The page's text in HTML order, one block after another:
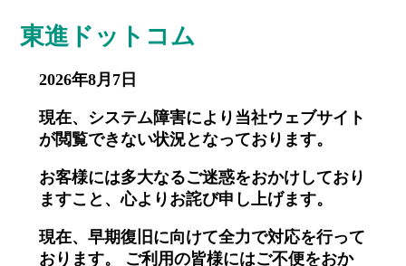
東進ドットコム
2026年8月7日
現在、システム障害により当社ウェブサイト
が閲覧できない状況となっております。
お客様には多大なるご迷惑をおかけしており
ますこと、心よりお詫び申し上げます。
現在、早期復旧に向けて全力で対応を行って
おります。 ご利用の皆様にはご不便をおか